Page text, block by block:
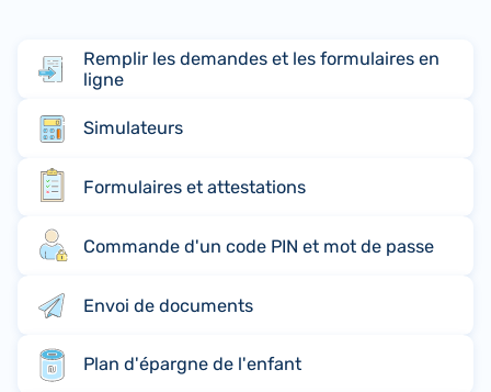
Remplir les demandes et les formulaires en
ligne
Simulateurs
Formulaires et attestations
Commande d'un code PIN et mot de passe
Envoi de documents
Plan d'épargne de l'enfant